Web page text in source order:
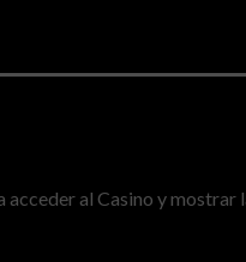
al Casino y mostrar